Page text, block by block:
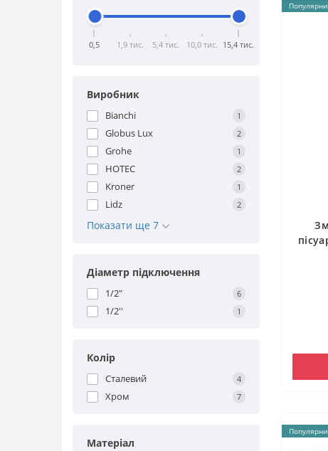
0,5 1,9 тис. 5,4 тис. 10,0 тис. 15,4 тис.
Виробник
Bianchi 1
Globus Lux 2
Grohe 1
HOTEC 2
Kroner 1
Lidz 2
Показати ще 7
Діаметр підключення
1/2" 6
1/2'' 1
Колір
Сталевий 4
Хром 7
Матеріал